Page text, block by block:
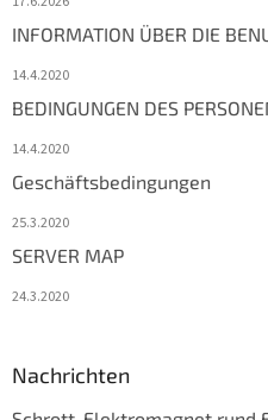
INFORMATION ÜBER DIE
14.4.2020
BEDINGUNGEN DES
14.4.2020
Geschäftsbedingungen
25.3.2020
SERVER MAP
24.3.2020
Nachrichten